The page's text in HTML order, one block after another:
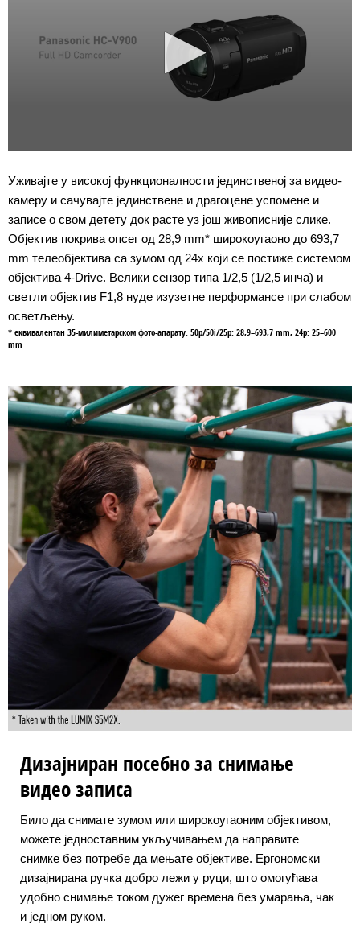
Уживајте у високој функционалности јединственој за видео-
камеру и сачувајте јединствене и драгоцене успомене и
записе о свом детету док расте уз још живописније слике.
Објектив покрива опсег од 28,9 mm* широкоугаоно до 693,7
mm телеобјектива са зумом од 24x који се постиже системом
објектива 4-Drive. Велики сензор типа 1/2,5 (1/2,5 инча) и
светли објектив F1,8 нуде изузетне перформансе при слабом
осветљењу.
* еквивалентан 35-милиметарском фото-апарату. 50p/50i/25p: 28,9–693,7 mm, 24p: 25–600
mm
Дизајниран посебно за снимање
видео записа
Било да снимате зумом или широкоугаоним објективом,
можете једноставним укључивањем да направите
снимке без потребе да мењате објективе. Ергономски
дизајнирана ручка добро лежи у руци, што омогућава
удобно снимање током дужег времена без умарања, чак
и једном руком.